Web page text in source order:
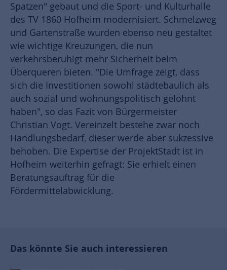
Spatzen" gebaut und die Sport- und Kulturhalle
des TV 1860 Hofheim modernisiert. Schmelzweg
und Gartenstraße wurden ebenso neu gestaltet
wie wichtige Kreuzungen, die nun
verkehrsberuhigt mehr Sicherheit beim
Überqueren bieten. "Die Umfrage zeigt, dass
sich die Investitionen sowohl städtebaulich als
auch sozial und wohnungspolitisch gelohnt
haben", so das Fazit von Bürgermeister
Christian Vogt. Vereinzelt bestehe zwar noch
Handlungsbedarf, dieser werde aber sukzessive
behoben. Die Expertise der ProjektStadt ist in
Hofheim weiterhin gefragt: Sie erhielt einen
Beratungsauftrag für die
Fördermittelabwicklung.
Das könnte Sie auch interessieren